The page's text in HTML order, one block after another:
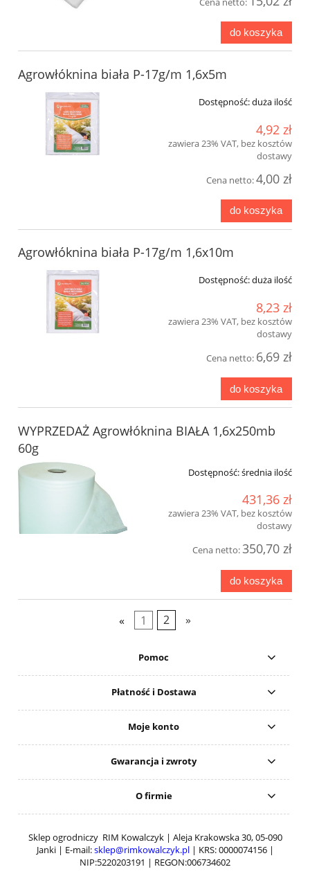
do koszyka
Agrowłóknina biała P-17g/m 1,6x5m
Dostępność:duża ilość
4,92 zł
zawiera 23% VAT, bez kosztów
dostawy
Cena netto:4,00 zł
do koszyka
Agrowłóknina biała P-17g/m 1,6x10m
Dostępność:duża ilość
8,23 zł
zawiera 23% VAT, bez kosztów
dostawy
Cena netto: 6,69 zł
do koszyka
WYPRZEDAŻ Agrowłóknina BIAŁA 1,6x250mb
60g
Dostępność:średnia ilość
431,36 zł
zawiera 23% VAT, bez kosztów
dostawy
Cena netto:350,70 zł
do koszyka
« 1 2 »
Pomoc
Płatność i Dostawa
Moje konto
Gwarancja i zwroty
O firmie
Sklep ogrodniczy RIM Kowalczyk | Aleja Krakowska 30, 05-090
Janki | E-mail:sklep@rimkowalczyk.pl| KRS: 0000074156 |
NIP:5220203191 | REGON:006734602